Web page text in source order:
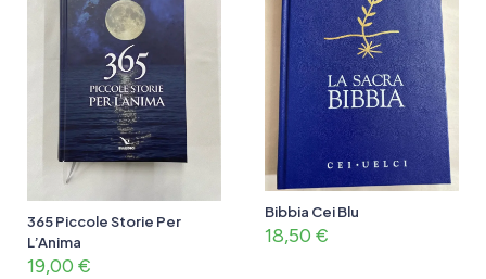
365 Piccole Storie Per
L’Anima
19,00 €
Bibbia Cei Blu
18,50 €